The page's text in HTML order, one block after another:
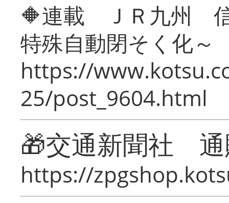
🔶連載 ＪＲ九州 信
特殊自動閉そく化～
https://
25/post_9604.html
🎁交通新聞社
https://